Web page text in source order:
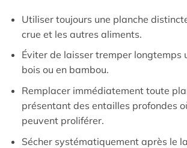
Utiliser toujours une planche
crue et les autres aliments.
Éviter de laisser tremper longtemps
bois ou en bambou.
Remplacer immédiatement toute
présentant des entailles profondes
peuvent proliférer.
Sécher systématiquement après le